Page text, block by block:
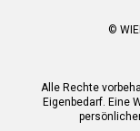
©
Alle Rechte
Eigenbedarf. Eine